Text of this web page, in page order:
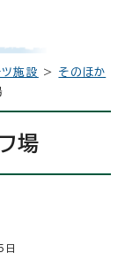
ツ施設 > そのほか
場
5日